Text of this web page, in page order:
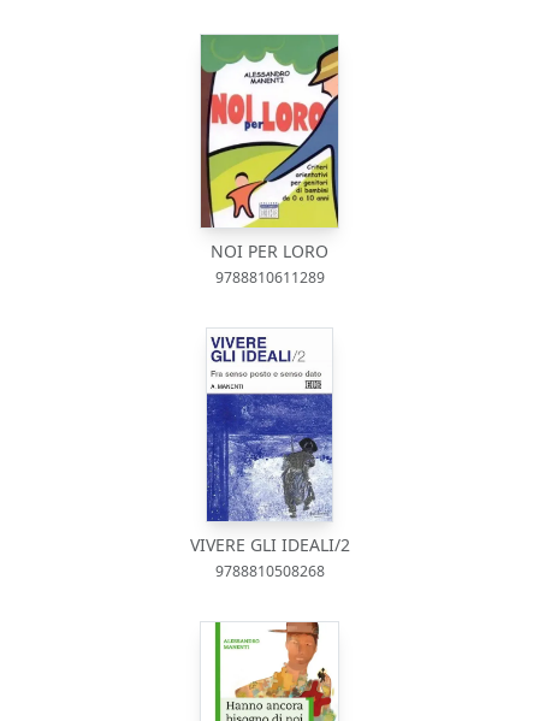
NOI PER LORO
9788810611289
VIVERE GLI IDEALI/2
9788810508268